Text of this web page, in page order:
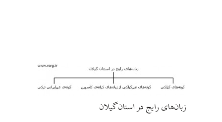
زبان‌های رایج در استان گیلان